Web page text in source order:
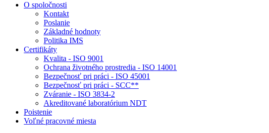
O spoločnosti
Kontakt
Poslanie
Základné hodnoty
Politika IMS
Certifikáty
Kvalita - ISO 9001
Ochrana životného prostredia - ISO 14001
Bezpečnosť pri práci - ISO 45001
Bezpečnosť pri práci - SCC**
Zváranie - ISO 3834-2
Akreditované laboratórium NDT
Poistenie
Voľné pracovné miesta